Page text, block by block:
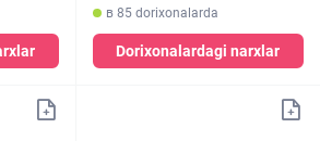
в 85 dorixonalarda
Dorixonalardagi narxlar